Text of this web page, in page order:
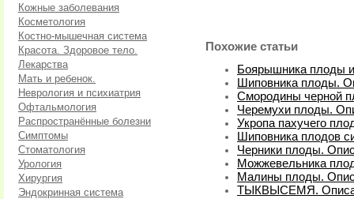
Кожные заболевания
Косметология
Костно-мышечная система
Красота. Здоровое тело.
Лекарства
Мать и ребенок.
Неврология и психиатрия
Офтальмология
Распространённые болезни
Симптомы
Стоматология
Урология
Хирургия
Эндокринная система
Похожие статьи
Боярышника плоды
Шиповника плоды.
Смородины черной
Черемухи плоды.
Укропа пахучего
Шиповника плодов
Черники плоды.
Можжевельника
Малины плоды.
ТЫКВЫСЕМЯ.